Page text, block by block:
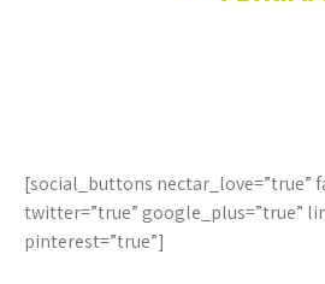
[social_buttons nectar_love=”true”
twitter=”true” google_plus=”true”
pinterest=”true”]